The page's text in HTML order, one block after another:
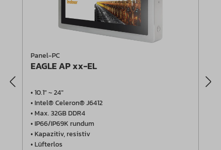
Panel-PC
EAGLE AP xx-EL
• 10.1" ~ 24"
• Intel® Celeron® J6412
• Max. 32GB DDR4
• IP66/IP69K rundum
• Kapazitiv, resistiv
• Lüfterlos